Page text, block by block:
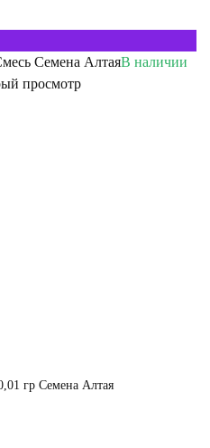
В наличии
просмотр
гр Семена Алтая